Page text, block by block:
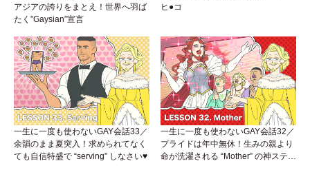
アジアの誇りをまとえ！世界へ羽ば
たく”Gaysian”宣言
ヒ●コ
一生に一度も使わないGAY会話33／
余韻のまま夏突入！求められてなく
ても自信特盛で “serving” しなさい♥
一生に一度も使わないGAY会話32／
プライドは年中無休！生みの親より
命が洗濯される “Mother” の神ステー